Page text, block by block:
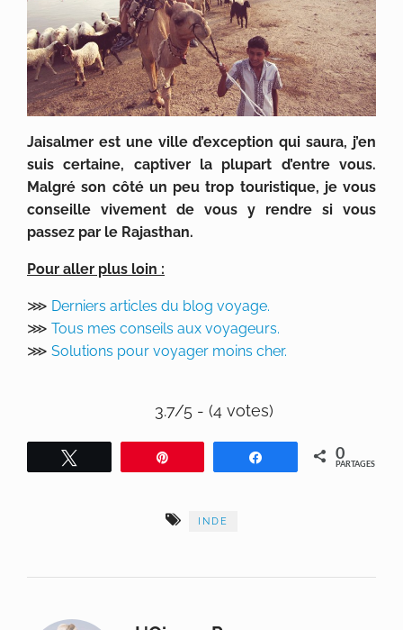
Jaisalmer est une ville d’exception qui saura, j’en
suis certaine, captiver la plupart d’entre vous.
Malgré son côté un peu trop touristique, je vous
conseille vivement de vous y rendre si vous
passez par le Rajasthan.
Pour aller plus loin :
⋙ Derniers articles du blog voyage.
⋙ Tous mes conseils aux voyageurs.
⋙ Solutions pour voyager moins cher.
3.7/5 - (4 votes)
Partagez 0
PARTAGES
INDE